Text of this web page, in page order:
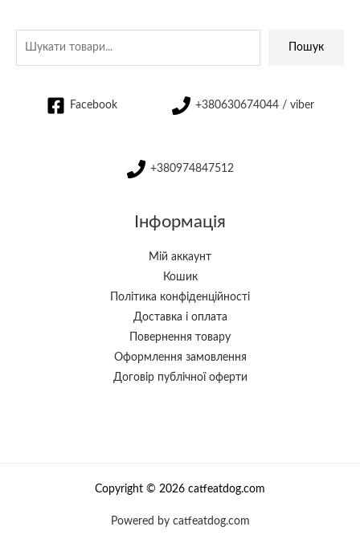
Пошук
Facebook +380630674044 / viber
+380974847512
Інформація
Мій аккаунт
Кошик
Політика конфіденційності
Доставка і оплата
Повернення товару
Оформлення замовлення
Договір публічної оферти
Copyright © 2026 catfeatdog.com
Powered by catfeatdog.com